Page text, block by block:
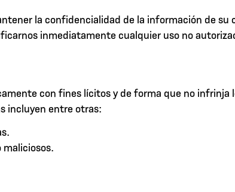
la confidencialidad de la información de su
inmediatamente cualquier uso no
con fines lícitos y de forma que no infrinja
incluyen entre otras: